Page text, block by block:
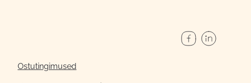
Ostutingimused